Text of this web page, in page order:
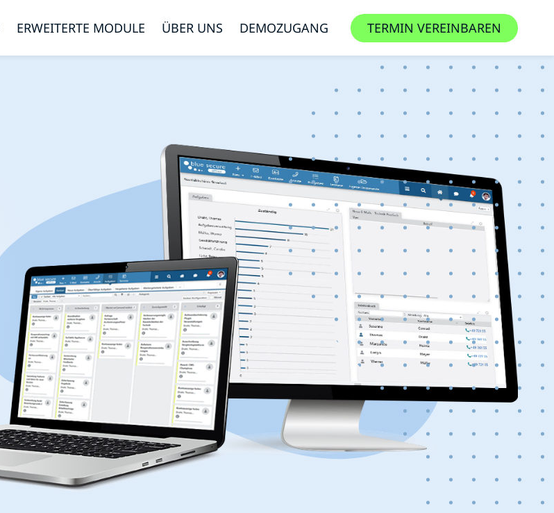
ERWEITERTE MODULE ÜBER UNS DEMOZUGANG TERMIN VEREINBAREN